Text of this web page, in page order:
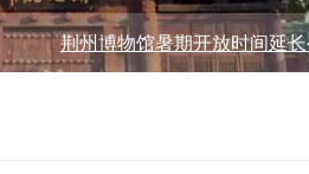
荆州博物馆暑期开放时间延长公告